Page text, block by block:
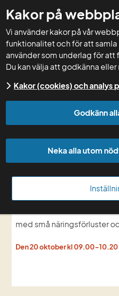
Kakor på
Vi använder kakor på vår
funktionalitet och för att samla
använder som underlag för
Du kan välja att godkänna eller
Kakor (cookies) och analys
Godkänn
Neka alla utom
Start
20
OKT
Bryt vallen effektivt
med små näringsförluster
Den 20 oktober kl 09.00-10.20